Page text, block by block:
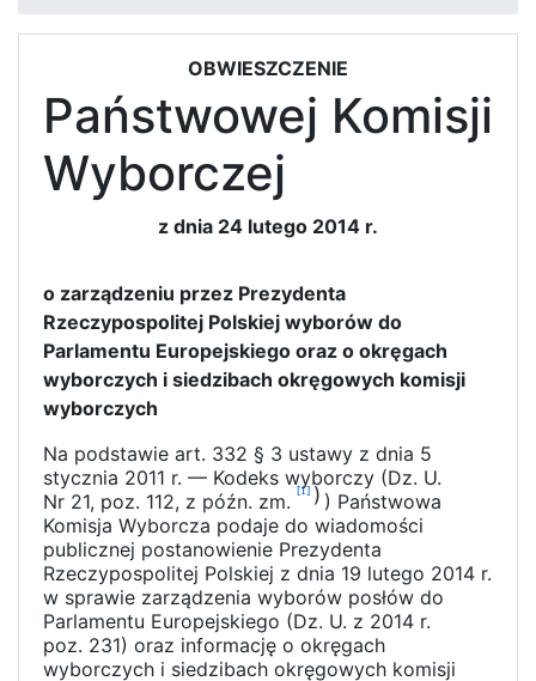
OBWIESZCZENIE
Państwowej Komisji
Wyborczej
z dnia 24 lutego 2014 r.
o zarządzeniu przez Prezydenta
Rzeczypospolitej Polskiej wyborów do
Parlamentu Europejskiego oraz o okręgach
wyborczych i siedzibach okręgowych komisji
wyborczych
Na podstawie art. 332 § 3 ustawy z dnia 5
stycznia 2011 r. — Kodeks wyborczy (Dz. U.
Nr 21, poz. 112, z późn. zm. [1] ) ) Państwowa
Komisja Wyborcza podaje do wiadomości
publicznej postanowienie Prezydenta
Rzeczypospolitej Polskiej z dnia 19 lutego 2014 r.
w sprawie zarządzenia wyborów posłów do
Parlamentu Europejskiego (Dz. U. z 2014 r.
poz. 231) oraz informację o okręgach
wyborczych i siedzibach okręgowych komisji